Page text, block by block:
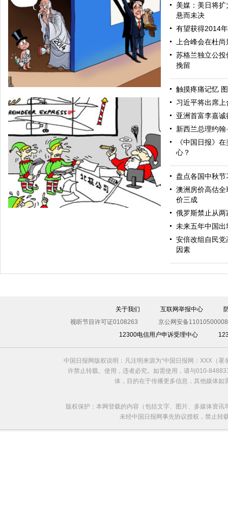
提高警惕
美媒：美日将
悬而未决
有望获得2014
上合峰会在杜
苏格兰独立公
挽留
触摸疼痛记忆
习近平将出席
亚洲首富李嘉
新西兰总理约翰
《中国日报》
心？
盘点各国中秋节
澳洲房价高估
价三成
俄罗斯禁止从
未来五年中国
安倍改组自民
因素
关于我们 互联网举报中心
视听节目许可证0108263
京公网安备
12300电信用户申诉受理中心
中国日报网版权说明：凡注明来源为“中国日报网：XXX（
许禁止转载、使用，违者必究。如需使用，请与010-
体，目的在于传播更多信息，其他媒体
版权保护：本网登载的内容（包括文字、图片、多媒体资
未经中国日报网事先协议授权，禁止转